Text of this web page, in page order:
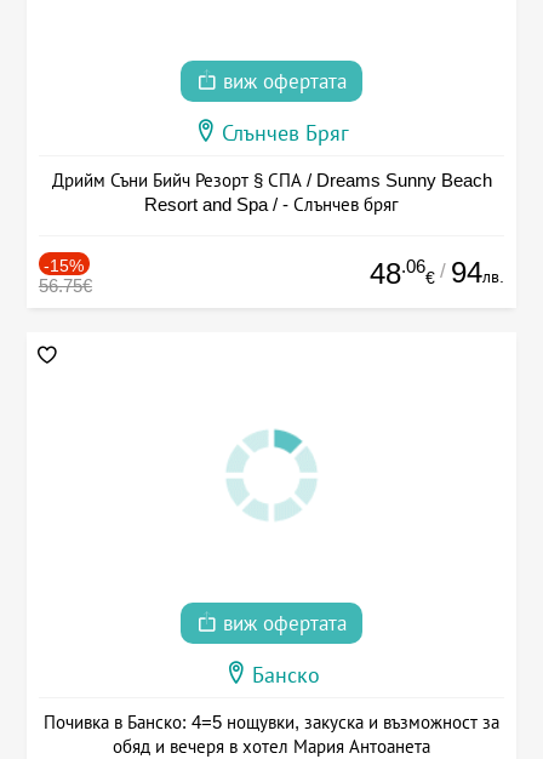
виж офертата
Слънчев Бряг
Дрийм Съни Бийч Резорт § СПА / Dreams Sunny Beach
Resort and Spa / - Слънчев бряг
-15%
56.75€ 48.06
€ / 94лв.
виж офертата
Банско
Почивка в Банско: 4=5 нощувки, закуска и възможност за
обяд и вечеря в хотел Мария Антоанета